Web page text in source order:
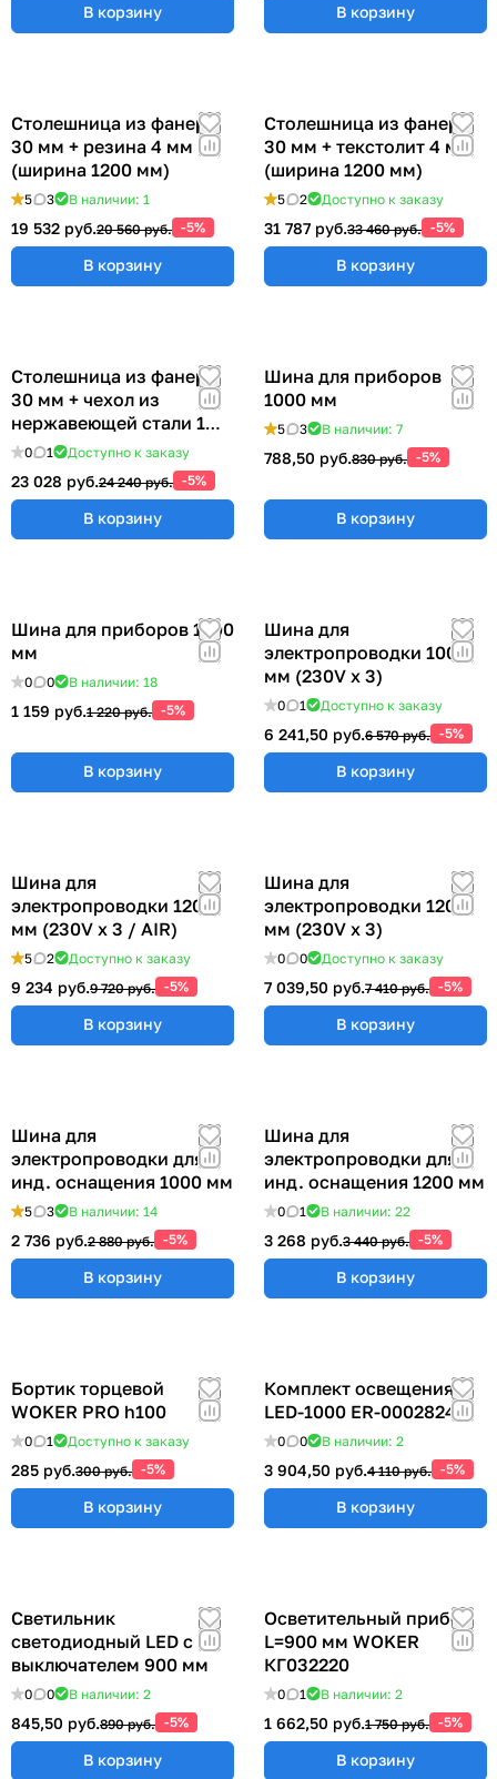
В корзину В корзину
Столешница из фанеры
30 мм + резина 4 мм
(ширина 1200 мм)
5 3 В наличии: 1
19 532 руб.20 560 руб. -5%
В корзину
Столешница из фанеры
30 мм + текстолит 4 мм
(ширина 1200 мм)
5 2 Доступно к заказу
31 787 руб.33 460 руб. -5%
В корзину
Столешница из фанеры
30 мм + чехол из
нержавеющей стали 1
мм (ширина 1200 мм)
0 1 Доступно к заказу
23 028 руб.24 240 руб. -5%
В корзину
Шина для приборов
1000 мм
5 3 В наличии: 7
788,50 руб.830 руб. -5%
В корзину
Шина для приборов 1200
мм
0 0 В наличии: 18
1 159 руб.1 220 руб. -5%
В корзину
Шина для
электропроводки 1000
мм (230V x 3)
0 1 Доступно к заказу
6 241,50 руб.6 570 руб. -5%
В корзину
Шина для
электропроводки 1200
мм (230V x 3 / AIR)
5 2 Доступно к заказу
9 234 руб.9 720 руб. -5%
В корзину
Шина для
электропроводки 1200
мм (230V x 3)
0 0 Доступно к заказу
7 039,50 руб.7 410 руб. -5%
В корзину
Шина для
электропроводки для
инд. оснащения 1000 мм
5 3 В наличии: 14
2 736 руб.2 880 руб. -5%
В корзину
Шина для
электропроводки для
инд. оснащения 1200 мм
0 1 В наличии: 22
3 268 руб.3 440 руб. -5%
В корзину
Бортик торцевой
WOKER PRO h100
0 1 Доступно к заказу
285 руб.300 руб. -5%
В корзину
Комплект освещения
LED-1000 ER-00028248
0 0 В наличии: 2
3 904,50 руб.4 110 руб. -5%
В корзину
Светильник
светодиодный LED с
выключателем 900 мм
0 0 В наличии: 2
845,50 руб.890 руб. -5%
В корзину
Осветительный прибор
L=900 мм WOKER
КГ032220
0 1 В наличии: 2
1 662,50 руб.1 750 руб. -5%
В корзину